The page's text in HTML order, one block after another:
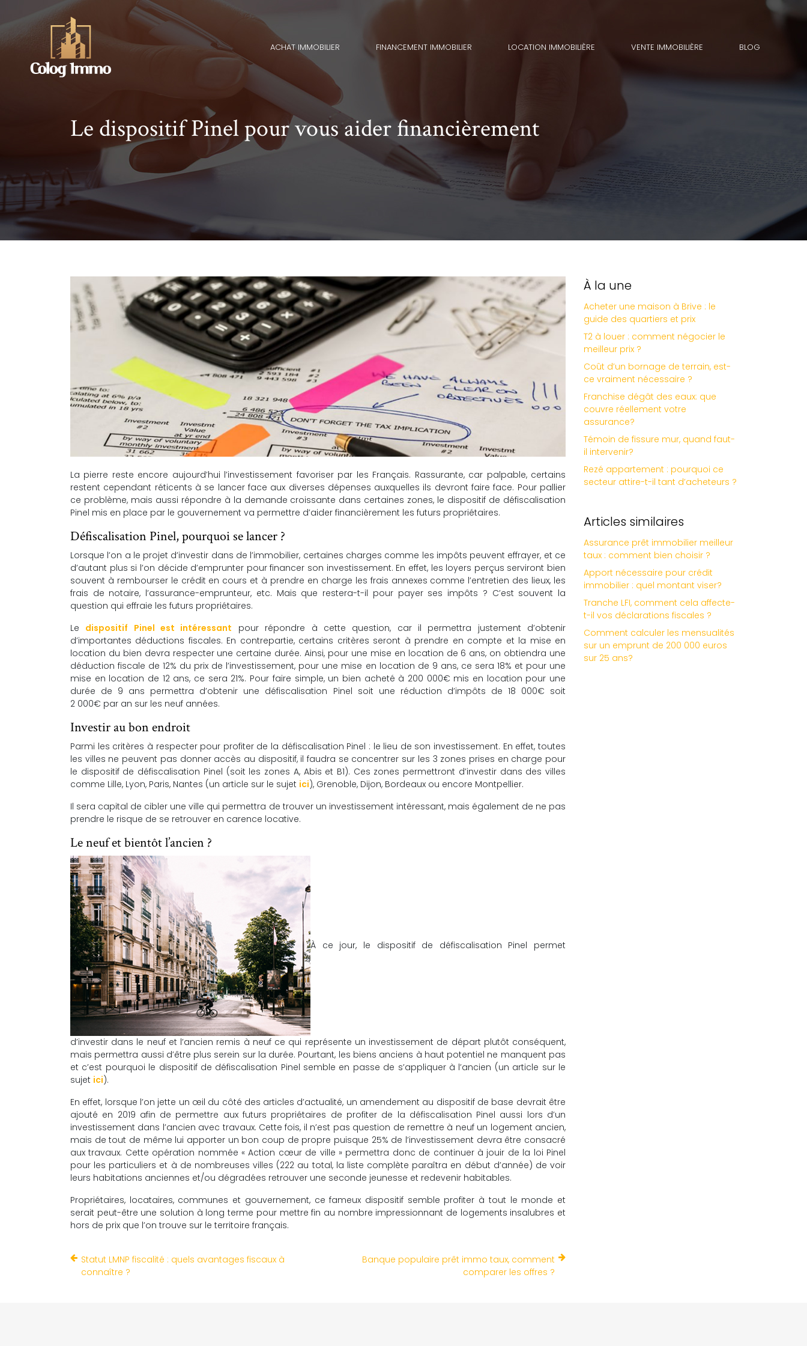
ACHAT IMMOBILIER FINANCEMENT IMMOBILIER LOCATION IMMOBILIÈRE VENTE IMMOBILIÈRE BLOG
Le dispositif Pinel pour vous aider financièrement
La pierre reste encore aujourd’hui l’investissement favoriser par les Français. Rassurante, car palpable, certains
restent cependant réticents à se lancer face aux diverses dépenses auxquelles ils devront faire face. Pour pallier
ce problème, mais aussi répondre à la demande croissante dans certaines zones, le dispositif de défiscalisation
Pinel mis en place par le gouvernement va permettre d’aider financièrement les futurs propriétaires.
Défiscalisation Pinel, pourquoi se lancer ?
Lorsque l’on a le projet d’investir dans de l’immobilier, certaines charges comme les impôts peuvent effrayer, et ce
d’autant plus si l’on décide d’emprunter pour financer son investissement. En effet, les loyers perçus serviront bien
souvent à rembourser le crédit en cours et à prendre en charge les frais annexes comme l’entretien des lieux, les
frais de notaire, l’assurance-emprunteur, etc. Mais que restera-t-il pour payer ses impôts ? C’est souvent la
question qui effraie les futurs propriétaires.
Le dispositif Pinel est intéressant pour répondre à cette question, car il permettra justement d’obtenir
d’importantes déductions fiscales. En contrepartie, certains critères seront à prendre en compte et la mise en
location du bien devra respecter une certaine durée. Ainsi, pour une mise en location de 6 ans, on obtiendra une
déduction fiscale de 12% du prix de l’investissement, pour une mise en location de 9 ans, ce sera 18% et pour une
mise en location de 12 ans, ce sera 21%. Pour faire simple, un bien acheté à 200 000€ mis en location pour une
durée de 9 ans permettra d’obtenir une défiscalisation Pinel soit une réduction d’impôts de 18 000€ soit
2 000€ par an sur les neuf années.
Investir au bon endroit
Parmi les critères à respecter pour profiter de la défiscalisation Pinel : le lieu de son investissement. En effet, toutes
les villes ne peuvent pas donner accès au dispositif, il faudra se concentrer sur les 3 zones prises en charge pour
le dispositif de défiscalisation Pinel (soit les zones A, Abis et B1). Ces zones permettront d’investir dans des villes
comme Lille, Lyon, Paris, Nantes (un article sur le sujet ici), Grenoble, Dijon, Bordeaux ou encore Montpellier.
Il sera capital de cibler une ville qui permettra de trouver un investissement intéressant, mais également de ne pas
prendre le risque de se retrouver en carence locative.
Le neuf et bientôt l’ancien ?
À ce jour, le dispositif de défiscalisation Pinel permet
d’investir dans le neuf et l’ancien remis à neuf ce qui représente un investissement de départ plutôt conséquent,
mais permettra aussi d’être plus serein sur la durée. Pourtant, les biens anciens à haut potentiel ne manquent pas
et c’est pourquoi le dispositif de défiscalisation Pinel semble en passe de s’appliquer à l’ancien (un article sur le
sujet ici).
En effet, lorsque l’on jette un œil du côté des articles d’actualité, un amendement au dispositif de base devrait être
ajouté en 2019 afin de permettre aux futurs propriétaires de profiter de la défiscalisation Pinel aussi lors d’un
investissement dans l’ancien avec travaux. Cette fois, il n’est pas question de remettre à neuf un logement ancien,
mais de tout de même lui apporter un bon coup de propre puisque 25% de l’investissement devra être consacré
aux travaux. Cette opération nommée « Action cœur de ville » permettra donc de continuer à jouir de la loi Pinel
pour les particuliers et à de nombreuses villes (222 au total, la liste complète paraîtra en début d’année) de voir
leurs habitations anciennes et/ou dégradées retrouver une seconde jeunesse et redevenir habitables.
Propriétaires, locataires, communes et gouvernement, ce fameux dispositif semble profiter à tout le monde et
serait peut-être une solution à long terme pour mettre fin au nombre impressionnant de logements insalubres et
hors de prix que l’on trouve sur le territoire français.
Statut LMNP fiscalité : quels avantages fiscaux à
connaître ?
Banque populaire prêt immo taux, comment
comparer les offres ?
À la une
Acheter une maison à Brive : le
guide des quartiers et prix
T2 à louer : comment négocier le
meilleur prix ?
Coût d’un bornage de terrain, est-
ce vraiment nécessaire ?
Franchise dégât des eaux: que
couvre réellement votre
assurance?
Témoin de fissure mur, quand faut-
il intervenir?
Rezé appartement : pourquoi ce
secteur attire-t-il tant d’acheteurs ?
Articles similaires
Assurance prêt immobilier meilleur
taux : comment bien choisir ?
Apport nécessaire pour crédit
immobilier : quel montant viser?
Tranche LFI, comment cela affecte-
t-il vos déclarations fiscales ?
Comment calculer les mensualités
sur un emprunt de 200 000 euros
sur 25 ans?